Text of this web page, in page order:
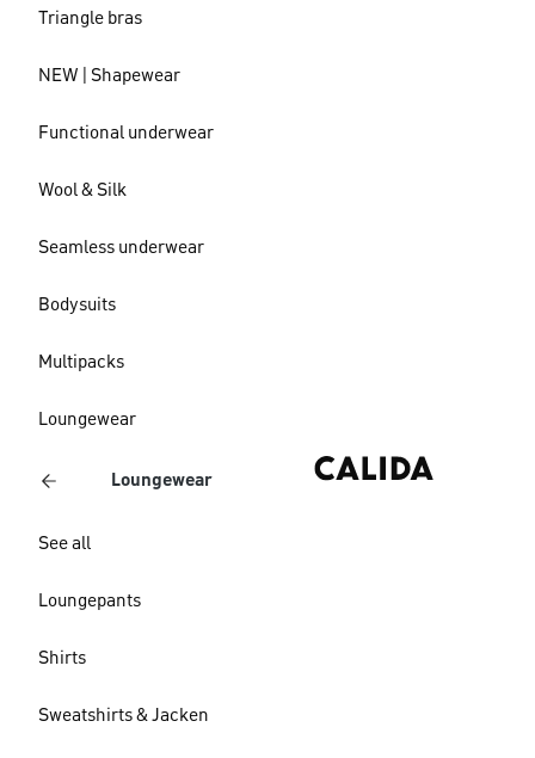
Triangle bras
NEW | Shapewear
Functional underwear
Wool & Silk
Seamless underwear
Bodysuits
Multipacks
Loungewear
Loungewear
See all
Loungepants
Shirts
Sweatshirts & Jacken